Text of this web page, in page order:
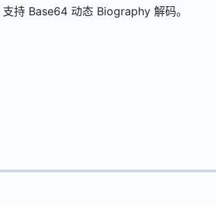
持 Base64 动态 Biography 解码。